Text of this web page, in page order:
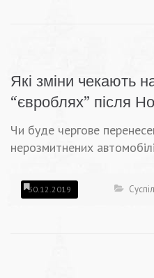
Які зміни чекають
“євроблях” після
Чи буде чергове
нерозмитнених
30.12.2019